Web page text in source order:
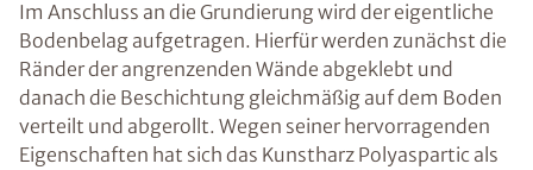
Im Anschluss an die Grundierung wird der eigentliche
Bodenbelag aufgetragen. Hierfür werden zunächst die
Ränder der angrenzenden Wände abgeklebt und
danach die Beschichtung gleichmäßig auf dem Boden
verteilt und abgerollt. Wegen seiner hervorragenden
Eigenschaften hat sich das Kunstharz Polyaspartic als